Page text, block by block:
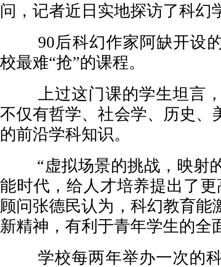
问，记者近日实地探访了科幻
90后科幻作家阿缺开设的
校最难“抢”的课程。
上过这门课的学生坦言，
不仅有哲学、社会学、历史、
的前沿学科知识。
“虚拟场景的挑战，映射的
能时代，给人才培养提出了
顾问张德民认为，科幻教育能
新精神，有利于青年学生的全
学校每两年举办一次的科